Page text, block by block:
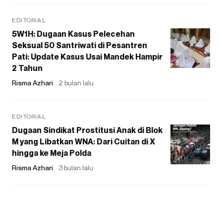
EDITORIAL
5W1H: Dugaan Kasus Pelecehan
Seksual 50 Santriwati di Pesantren
Pati: Update Kasus Usai Mandek Hampir
2 Tahun
Risma Azhari 2 bulan lalu
EDITORIAL
Dugaan Sindikat Prostitusi Anak di Blok
M yang Libatkan WNA: Dari Cuitan di X
hingga ke Meja Polda
Risma Azhari 3 bulan lalu